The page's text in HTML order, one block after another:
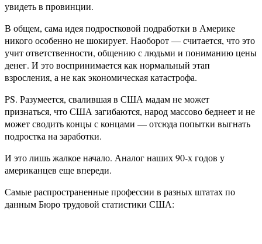
увидеть в провинции.
В общем, сама идея подростковой подработки в Америке
никого особенно не шокирует. Наоборот — считается, что это
учит ответственности, общению с людьми и пониманию цены
денег. И это воспринимается как нормальный этап
взросления, а не как экономическая катастрофа.
PS. Разумеется, свалившая в США мадам не может
признаться, что США загибаются, народ массово беднеет и не
может сводить концы с концами — отсюда попытки выгнать
подростка на заработки.
И это лишь жалкое начало. Аналог наших 90-х годов у
американцев еще впереди.
Самые распространенные профессии в разных штатах по
данным Бюро трудовой статистики США: